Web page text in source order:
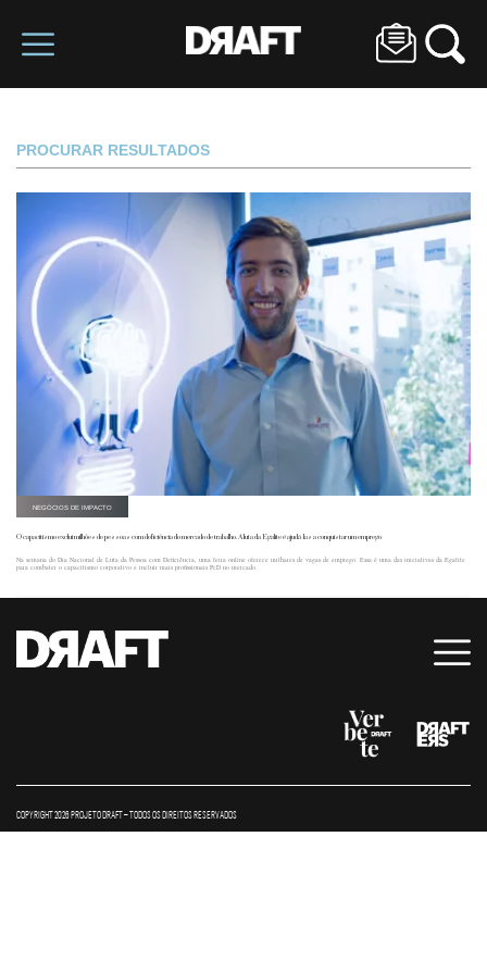
PROCURAR RESULTADOS
NEGÓCIOS DE IMPACTO
O capacitismo exclui milhões de pessoas com deficiência do mercado de trabalho. A luta da Egalite é ajudá-las a conquistar um emprego
Na semana do Dia Nacional de Luta da Pessoa com Deficiência, uma feira online oferece milhares de vagas de emprego. Essa é uma das iniciativas da Egalite
para combater o capacitismo corporativo e incluir mais profissionais PcD no mercado.
COPYRIGHT 2026 PROJETO DRAFT – TODOS OS DIREITOS RESERVADOS